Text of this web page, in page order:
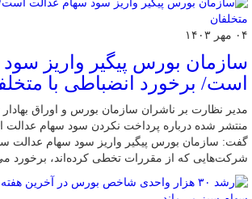
۰۴ مهر ۱۴۰۳
سازمان بورس پیگیر واریز
است/ برخورد انضباطی با
مدیر نظارت بر ناشران سازمان بورس و اوراق بهادار
منتشر شده درباره پرداخت نکردن سود سهام
گفت: سازمان بورس پیگیر واریز سود سهام عدالت
شرکت‌هایی که از مقررات تخطی کرده‌اند، برخورد